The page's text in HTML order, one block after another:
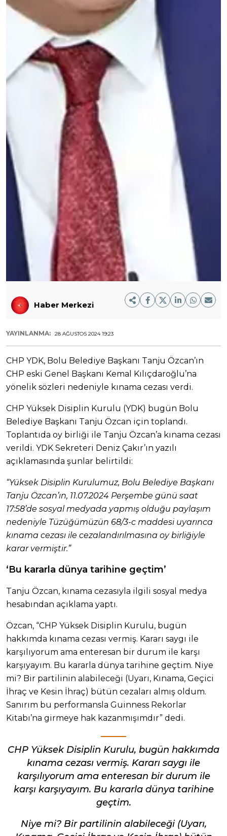
Haber Merkezi
YAYINLANMA: 28 AĞUSTOS 2024 19:23
CHP YDK, Bolu Belediye Başkanı Tanju Özcan’ın
CHP eski Genel Başkanı Kemal Kılıçdaroğlu’na
yönelik sözleri nedeniyle kınama cezası verdi.
CHP Yüksek Disiplin Kurulu (YDK) bugün Bolu
Belediye Başkanı Tanju Özcan için toplandı.
Toplantıda oy birliği ile Tanju Özcan’a kınama cezası
verildi. YDK Sekreteri Deniz Çakır’ın yazılı
açıklamasında şunlar belirtildi:
“Yüksek Disiplin Kurulumuz, Bolu Belediye Başkanı
Tanju Özcan’ın, 11.07.2024 Perşembe günü saat
17:58’de sosyal medyada yapmış olduğu paylaşım
nedeniyle Tüzüğümüzün 68/3-c maddesi uyarınca
kınama cezası ile cezalandırılmasına oy birliğiyle
karar vermiştir.”
‘Bu kararla dünya tarihine geçtim’
Tanju Özcan, kınama cezasıyla ilgili sosyal medya
hesabından açıklama yaptı.
Özcan, “CHP Yüksek Disiplin Kurulu, bugün
hakkımda kınama cezası vermiş. Kararı saygı ile
karşılıyorum ama enteresan bir durum ile karşı
karşıyayım. Bu kararla dünya tarihine geçtim. Niye
mi? Bir partilinin alabileceği (Uyarı, Kınama, Geçici
İhraç ve Kesin İhraç) bütün cezaları almış oldum.
Sanırım bu performansla Guinness Rekorlar
Kitabı’na girmeye hak kazanmışımdır” dedi.
CHP Yüksek Disiplin Kurulu, bugün hakkımda
kınama cezası vermiş. Kararı saygı ile
karşılıyorum ama enteresan bir durum ile
karşı karşıyayım. Bu kararla dünya tarihine
geçtim.
Niye mi? Bir partilinin alabileceği (Uyarı,